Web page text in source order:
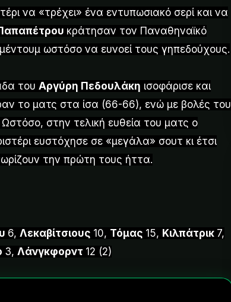
να «τρέχει» ένα εντυπωσιακό σερί και να
κράτησαν τον Παναθηναϊκό
ωστόσο να ευνοεί τους γηπεδούχους.
του Αργύρη Πεδουλάκη ισοφάρισε και
το ματς στα ίσα (66-66), ενώ με βολές του
στην τελική ευθεία του ματς ο
ευστόχησε σε «μεγάλα» σουτ κι έτσι
την πρώτη τους ήττα.
6, Λεκαβίτσιους 10, Τόμας 15, Κιλπάτρικ 7,
3, Λάνγκφορντ 12 (2)